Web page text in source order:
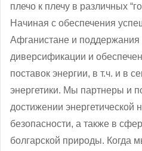
плечо к плечу в различных
Начиная с обеспечения
Афганистане и
диверсификации и
поставок энергии, в т.ч. и в
энергетики. Мы партнеры и
достижении энергетической
безопасности, а также в
болгарской природы. Когда